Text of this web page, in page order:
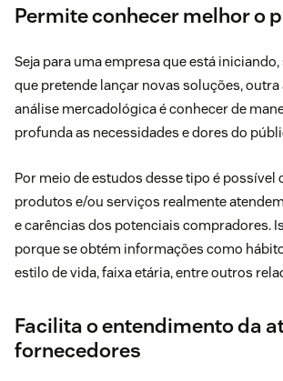
Permite conhecer melhor o
Seja para uma empresa que está iniciando,
que pretende lançar novas soluções, outra
análise mercadológica é conhecer de
profunda as necessidades e dores do
Por meio de estudos desse tipo é possível
produtos e/ou serviços realmente
e carências dos potenciais compradores.
porque se obtém informações como
estilo de vida, faixa etária, entre outros
Facilita o entendimento da
fornecedores